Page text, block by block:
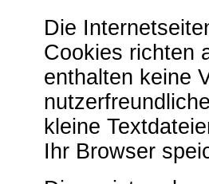
Die
Cookies richten
enthalten keine
kleine
Ihr Browser